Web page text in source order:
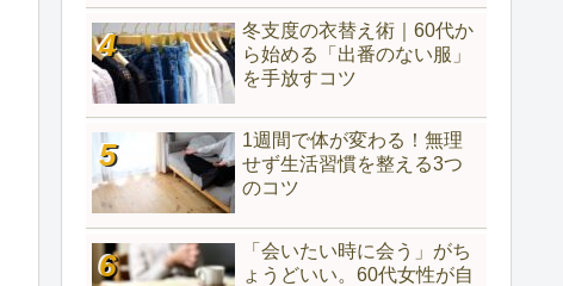
冬支度の衣替え術｜60代か
ら始める「出番のない服」
を手放すコツ
1週間で体が変わる！無理
せず生活習慣を整える3つ
のコツ
「会いたい時に会う」がち
ょうどいい。60代女性が自